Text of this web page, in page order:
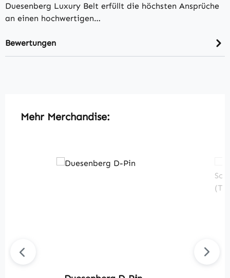
Duesenberg Luxury Belt erfüllt die höchsten Ansprüche
an einen hochwertigen…
Bewertungen
Produktgalerie überspringen
Mehr Merchandise: